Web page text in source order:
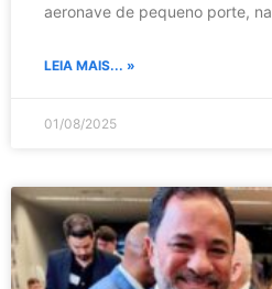
aeronave de pequeno porte, na
LEIA MAIS... »
01/08/2025